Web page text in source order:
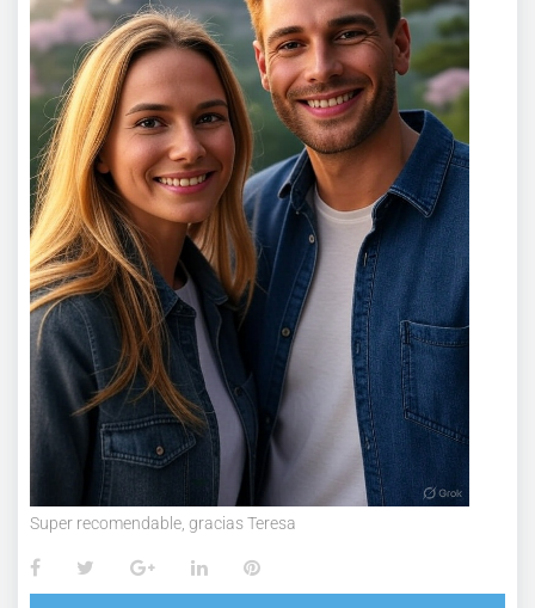
Super recomendable, gracias Teresa
FacebookTwitterGoogle+LinkedInPinterest